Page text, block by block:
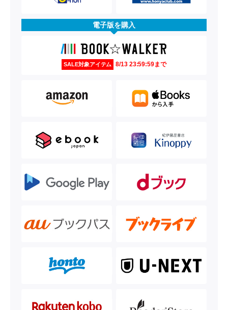
電子版を購入
SALE対象アイテム 8/13 23:59:59まで